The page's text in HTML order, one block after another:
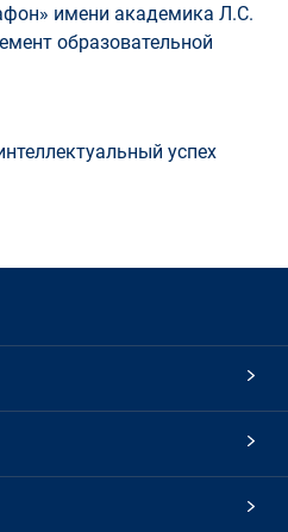
имени академика Л.С.
образовательной
успех